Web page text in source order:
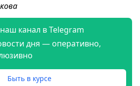
канал в Telegram
дня — оперативно,
Быть в курсе